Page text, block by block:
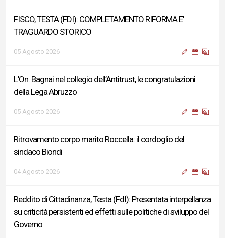
FISCO, TESTA (FDI): COMPLETAMENTO RIFORMA E’
TRAGUARDO STORICO
05 Agosto 2026
L’On. Bagnai nel collegio dell’Antitrust, le congratulazioni
della Lega Abruzzo
05 Agosto 2026
Ritrovamento corpo marito Roccella: il cordoglio del
sindaco Biondi
04 Agosto 2026
Reddito di Cittadinanza, Testa (FdI): Presentata interpellanza
su criticità persistenti ed effetti sulle politiche di sviluppo del
Governo